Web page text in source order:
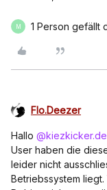
M 1 Person gefällt
Flo.Deezer
Hallo @kiezkicker.de
User haben die
leider nicht
Betriebssystem